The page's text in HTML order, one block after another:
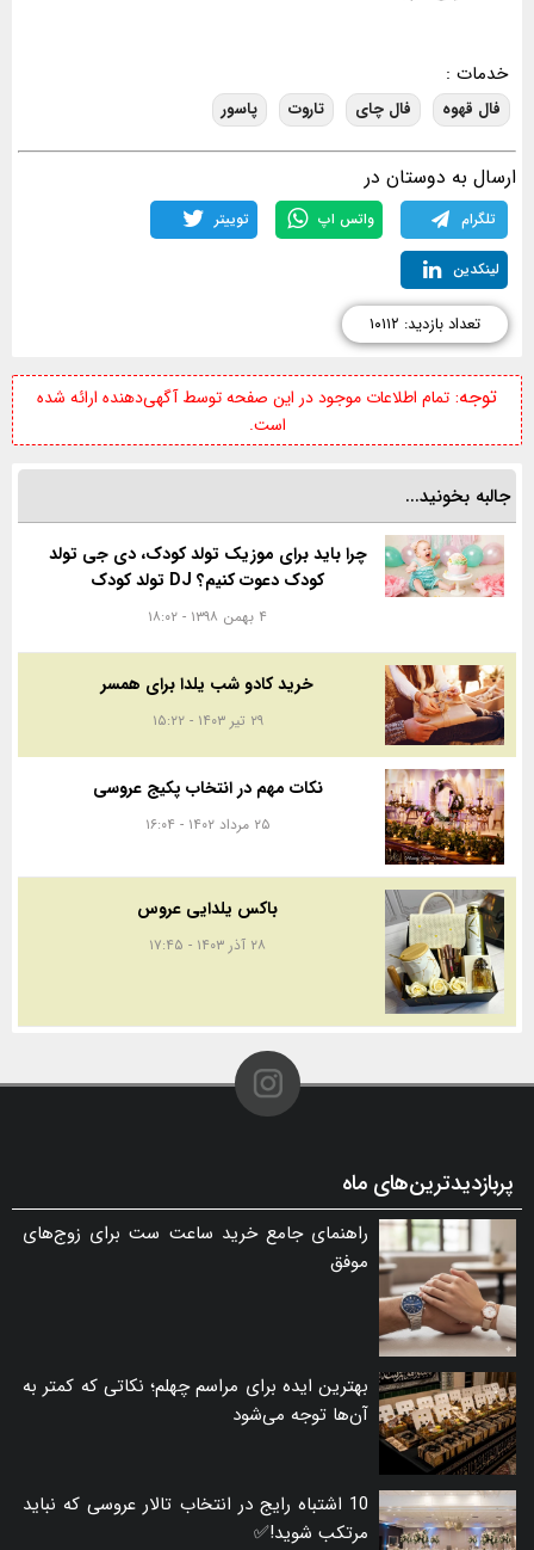
خدمات :
فال قهوه فال چای تاروت پاسور
ارسال به دوستان در
تلگرام واتس اپ توییتر
لینکدین
تعداد بازدید: ۱۰۱۱۲
توجه: تمام اطلاعات موجود در این صفحه توسط آگهی‌دهنده ارائه شده
است.
جالبه بخونید...
چرا باید برای موزیک تولد کودک، دی جی تولد
کودک دعوت کنیم؟ DJ تولد کودک
۴ بهمن ۱۳۹۸ - ۱۸:۰۲
خرید کادو شب یلدا برای همسر
۲۹ تیر ۱۴۰۳ - ۱۵:۲۲
نکات مهم در انتخاب پکیج عروسی
۲۵ مرداد ۱۴۰۲ - ۱۶:۰۴
باکس یلدایی عروس
۲۸ آذر ۱۴۰۳ - ۱۷:۴۵
پربازدیدترین‌های ماه
راهنمای جامع خرید ساعت ست برای زوج‌های
موفق
بهترین ایده برای مراسم چهلم؛ نکاتی که کمتر به
آن‌ها توجه می‌شود
10 اشتباه رایج در انتخاب تالار عروسی که نباید
مرتکب شوید!✅